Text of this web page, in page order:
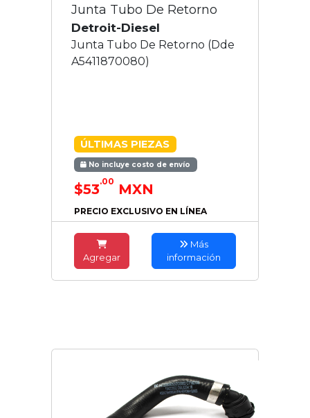
Junta Tubo De Retorno
Detroit-Diesel
Junta Tubo De Retorno (Dde
A5411870080)
ÚLTIMAS PIEZAS
No incluye costo de envío
$53.00 MXN
PRECIO EXCLUSIVO EN LÍNEA
Agregar
Más
información